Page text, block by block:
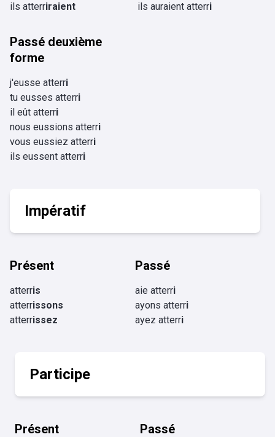
ils atterriraient ils auraient atterri
Passé deuxième
forme
j'eusse atterri
tu eusses atterri
il eût atterri
nous eussions atterri
vous eussiez atterri
ils eussent atterri
Impératif
Présent
atterris
atterrissons
atterrissez
Passé
aie atterri
ayons atterri
ayez atterri
Participe
Présent Passé